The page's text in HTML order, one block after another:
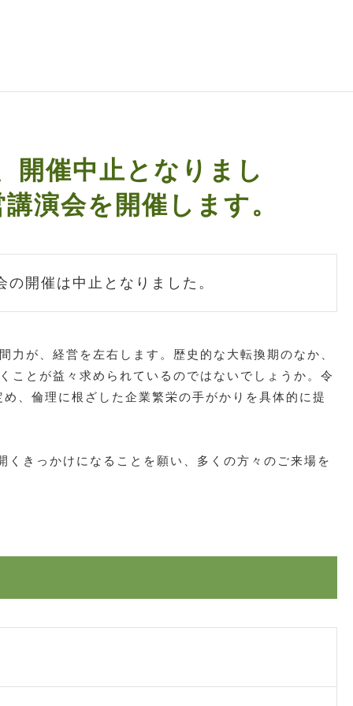
開催中止となりまし
演会を開催します。
開催は中止となりました。
が、経営を左右します。歴史的な大転換期のなか、
ことが益々求められているのではないでしょうか。令
、倫理に根ざした企業繁栄の手がかりを具体的に提
きっかけになることを願い、多くの方々のご来場を